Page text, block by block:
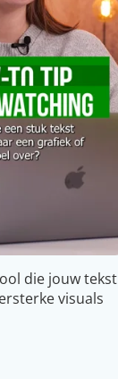
die jouw tekst
visuals